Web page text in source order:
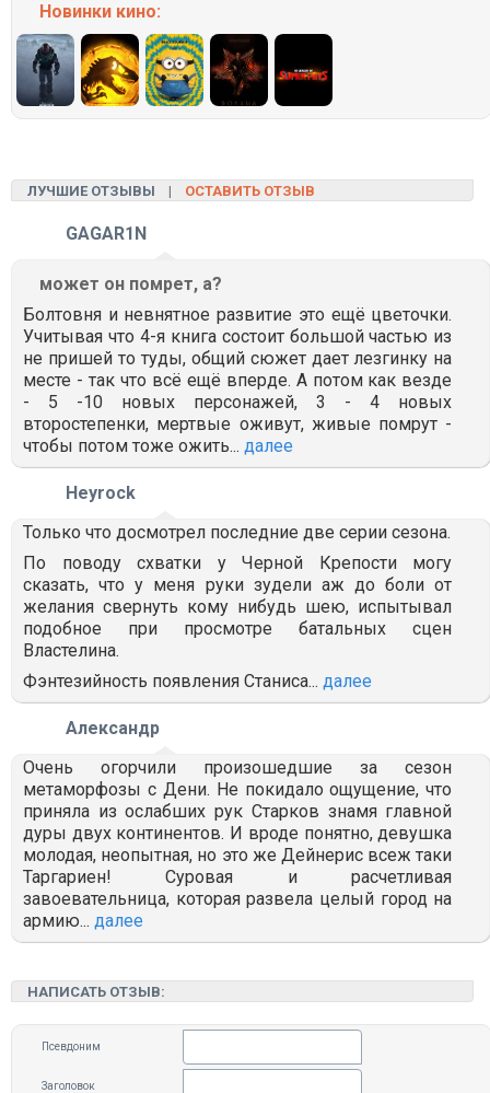
Новинки кино:
ЛУЧШИЕ ОТЗЫВЫ | ОСТАВИТЬ ОТЗЫВ
GAGAR1N
может он помрет, а?
Болтовня и невнятное развитие это ещё цветочки.
Учитывая что 4-я книга состоит большой частью из
не пришей то туды, общий сюжет дает лезгинку на
месте - так что всё ещё вперде. А потом как везде
- 5 -10 новых персонажей, 3 - 4 новых
второстепенки, мертвые оживут, живые помрут -
чтобы потом тоже ожить... далее
Heyrock
Только что досмотрел последние две серии сезона.
По поводу схватки у Черной Крепости могу
сказать, что у меня руки зудели аж до боли от
желания свернуть кому нибудь шею, испытывал
подобное при просмотре батальных сцен
Властелина.
Фэнтезийность появления Станиса... далее
Александр
Очень огорчили произошедшие за сезон
метаморфозы с Дени. Не покидало ощущение, что
приняла из ослабших рук Старков знамя главной
дуры двух континентов. И вроде понятно, девушка
молодая, неопытная, но это же Дейнерис всеж таки
Таргариен! Суровая и расчетливая
завоевательница, которая развела целый город на
армию... далее
НАПИСАТЬ ОТЗЫВ:
Псевдоним
Заголовок